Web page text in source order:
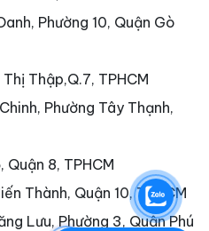
Phường 10, Quận Gò
Thập,Q.7, TPHCM
Phường Tây Thạnh,
8, TPHCM
Thành, Quận 10, TPHCM
Lưu, Phường 3, Quận Phú